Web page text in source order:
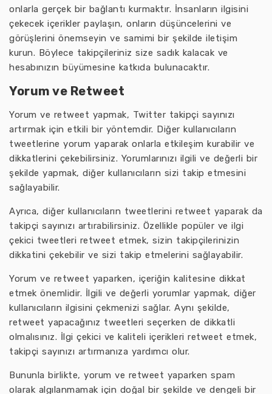
onlarla gerçek bir bağlantı kurmaktır. İnsanların ilgisini
çekecek içerikler paylaşın, onların düşüncelerini ve
görüşlerini önemseyin ve samimi bir şekilde iletişim
kurun. Böylece takipçileriniz size sadık kalacak ve
hesabınızın büyümesine katkıda bulunacaktır.
Yorum ve Retweet
Yorum ve retweet yapmak, Twitter takipçi sayınızı
artırmak için etkili bir yöntemdir. Diğer kullanıcıların
tweetlerine yorum yaparak onlarla etkileşim kurabilir ve
dikkatlerini çekebilirsiniz. Yorumlarınızı ilgili ve değerli bir
şekilde yapmak, diğer kullanıcıların sizi takip etmesini
sağlayabilir.
Ayrıca, diğer kullanıcıların tweetlerini retweet yaparak da
takipçi sayınızı artırabilirsiniz. Özellikle popüler ve ilgi
çekici tweetleri retweet etmek, sizin takipçilerinizin
dikkatini çekebilir ve sizi takip etmelerini sağlayabilir.
Yorum ve retweet yaparken, içeriğin kalitesine dikkat
etmek önemlidir. İlgili ve değerli yorumlar yapmak, diğer
kullanıcıların ilgisini çekmenizi sağlar. Aynı şekilde,
retweet yapacağınız tweetleri seçerken de dikkatli
olmalısınız. İlgi çekici ve kaliteli içerikleri retweet etmek,
takipçi sayınızı artırmanıza yardımcı olur.
Bununla birlikte, yorum ve retweet yaparken spam
olarak algılanmamak için doğal bir şekilde ve dengeli bir